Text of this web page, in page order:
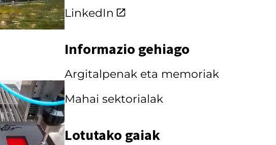
LinkedIn
Informazio gehiago
Argitalpenak eta memoriak
Mahai sektorialak
Lotutako gaiak